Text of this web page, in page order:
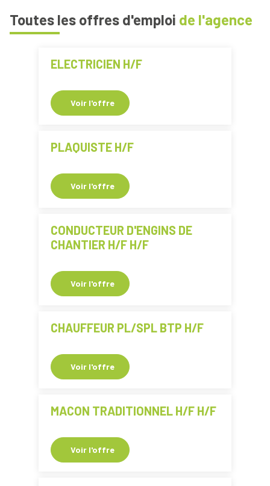
Toutes les offres d'emploi de l'agence
ELECTRICIEN H/F
Voir l'offre
PLAQUISTE H/F
Voir l'offre
CONDUCTEUR D'ENGINS DE
CHANTIER H/F H/F
Voir l'offre
CHAUFFEUR PL/SPL BTP H/F
Voir l'offre
MACON TRADITIONNEL H/F H/F
Voir l'offre